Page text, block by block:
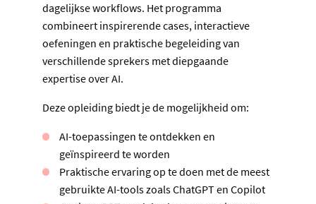
dagelijkse workflows. Het programma
combineert inspirerende cases, interactieve
oefeningen en praktische begeleiding van
verschillende sprekers met diepgaande
expertise over AI.
Deze opleiding biedt je de mogelijkheid om:
AI-toepassingen te ontdekken en
geïnspireerd te worden
Praktische ervaring op te doen met de meest
gebruikte AI-tools zoals ChatGPT en Copilot